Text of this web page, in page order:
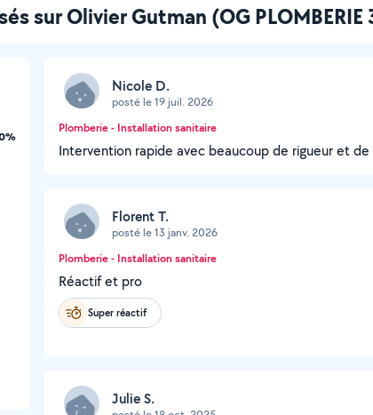
sur Olivier Gutman (OG PLOMBERIE
Nicole D.
posté le 19 juil. 2026
Plomberie - Installation sanitaire
Intervention rapide avec beaucoup de rigueur et
Florent T.
posté le 13 janv. 2026
Plomberie - Installation sanitaire
Réactif et pro
Super réactif
Julie S.